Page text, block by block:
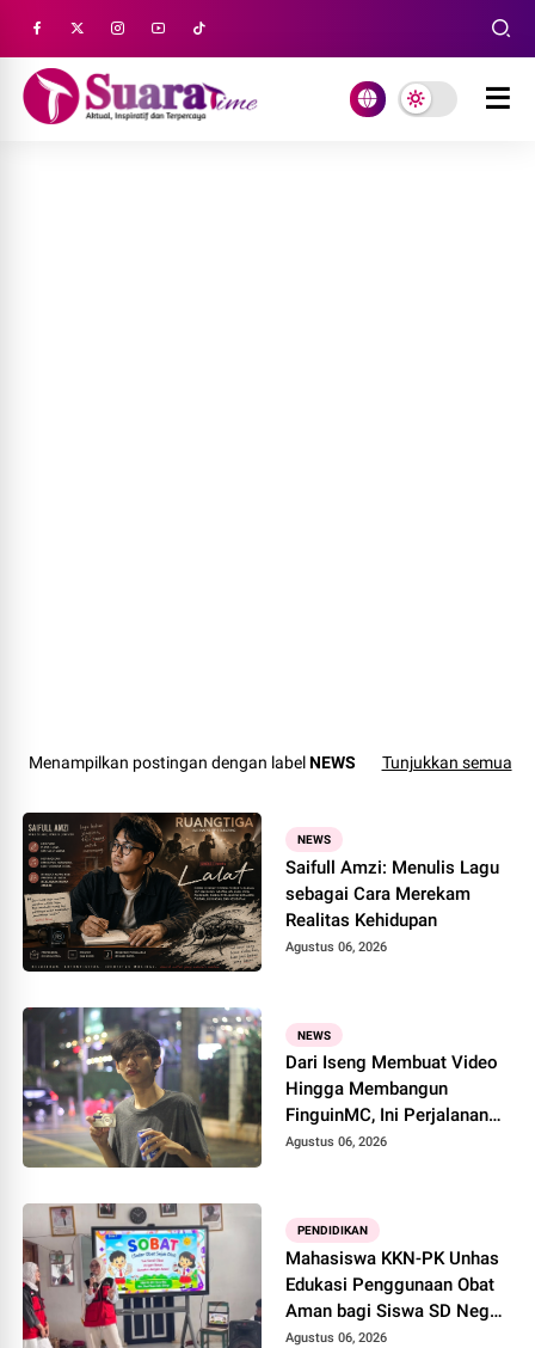
Menampilkan postingan dengan labelNEWS Tunjukkan semua
NEWS
Saifull Amzi: Menulis Lagu
sebagai Cara Merekam
Realitas Kehidupan
Agustus 06, 2026
NEWS
Dari Iseng Membuat Video
Hingga Membangun
FinguinMC, Ini Perjalanan
Alfin Menjadi Content
Agustus 06, 2026
PENDIDIKAN
Mahasiswa KKN-PK Unhas
Edukasi Penggunaan Obat
Aman bagi Siswa SD Negeri
2 Bila
Agustus 06, 2026